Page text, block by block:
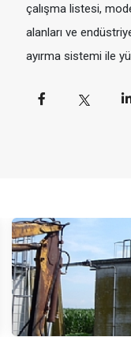
çalışma listesi,
alanları ve
ayırma sistemi ile